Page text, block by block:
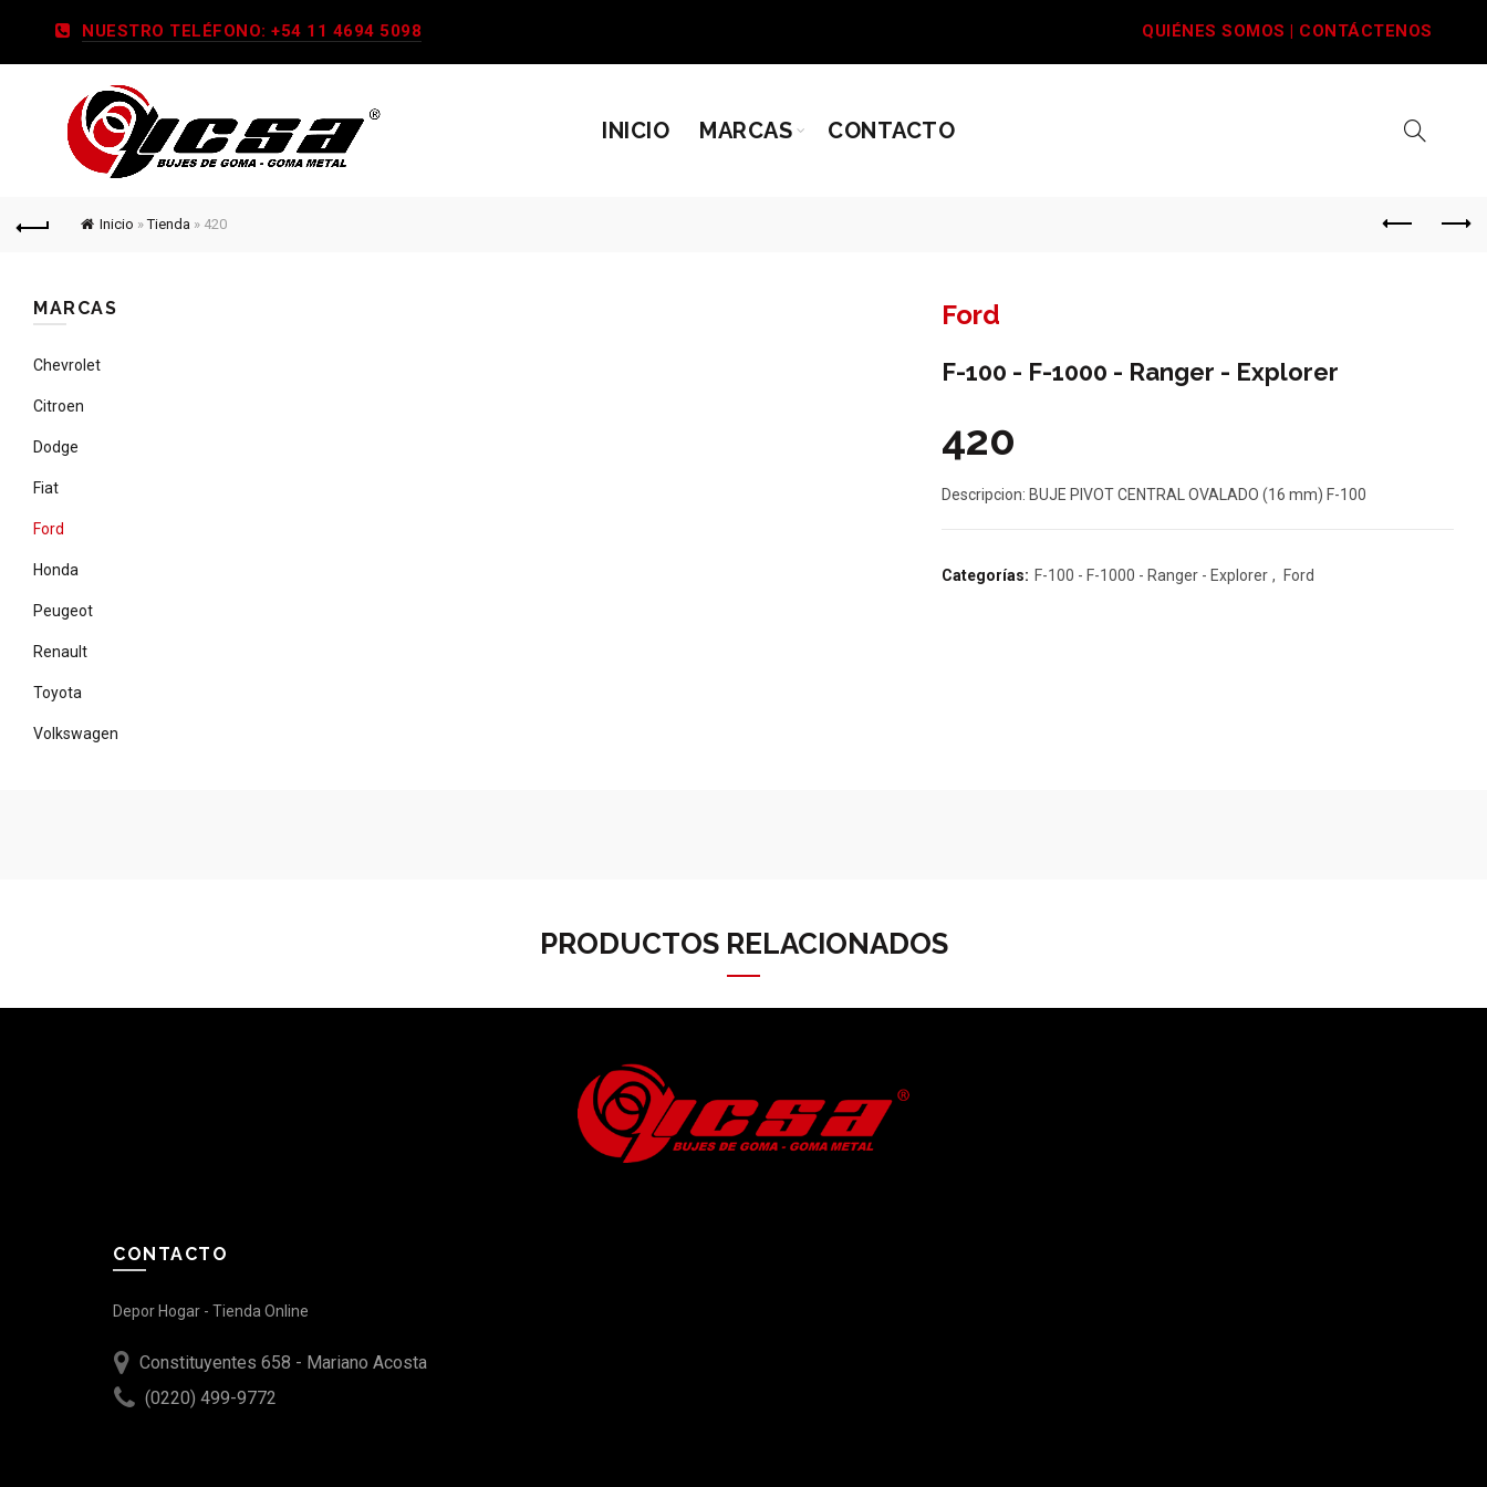
NUESTRO TELÉFONO: +54 11 4694 5098 QUIÉNES SOMOS | CONTÁCTENOS
INICIO MARCAS CONTACTO
Inicio »Tienda » 420
Ford
F-100 - F-1000 - Ranger - Explorer
420
Descripcion: BUJE PIVOT CENTRAL OVALADO (16 mm) F-100
Categorías: F-100 - F-1000 - Ranger - Explorer , Ford
MARCAS
Chevrolet
Citroen
Dodge
Fiat
Ford
Honda
Peugeot
Renault
Toyota
Volkswagen
PRODUCTOS RELACIONADOS
CONTACTO
Depor Hogar - Tienda Online
Constituyentes 658 - Mariano Acosta
(0220) 499-9772